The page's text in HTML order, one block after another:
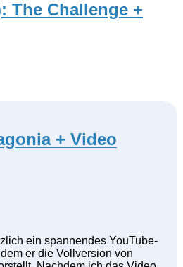
The Challenge +
+ Video
ein spannendes YouTube-
er die Vollversion von